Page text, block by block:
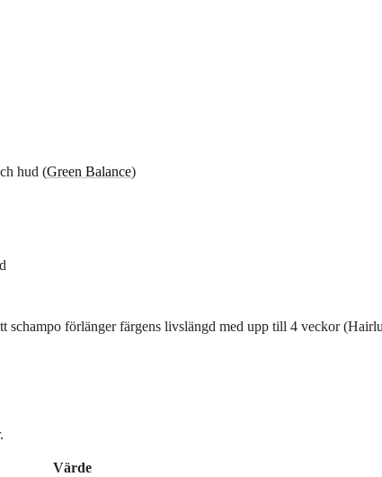
hud (Green Balance)
schampo förlänger färgens livslängd med upp till 4 veckor
Värde